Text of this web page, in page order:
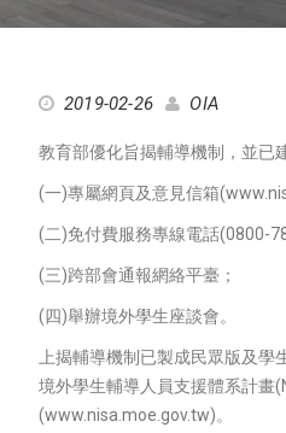
2019-02-26 OIA
教育部優化旨揭輔導機制，並已
(一)專屬網頁及意見信箱
(二)免付費服務專線電話(0800-
(三)跨部會通報網絡平臺；
(四)舉辦境外學生座談會。
上揭輔導機制已製成民眾版及
境外學生輔導人員支援體系計畫
(www.nisa.moe.gov.tw)。